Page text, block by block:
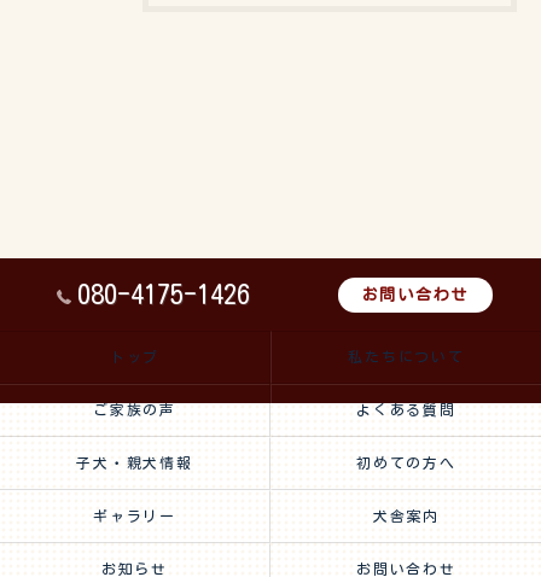
080-4175-1426 お問い合わせ
トップ 私たちについて
ご家族の声 よくある質問
子犬・親犬情報 初めての方へ
ギャラリー 犬舎案内
お知らせ お問い合わせ